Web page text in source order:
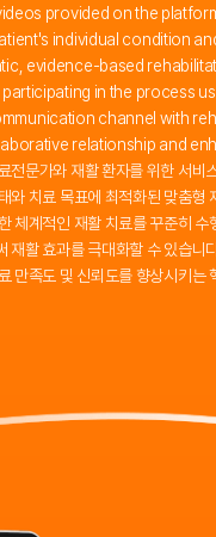
provided on the
individual condition
evidence-based
participating in the process
channel with
relationship and
전문가와 재활 환자를 위한 서비
와 치료 목표에 최적화된 맞춤형
체계적인 재활 치료를 꾸준히
재활 효과를 극대화할 수 있습니
만족도 및 신뢰도를 향상시키는